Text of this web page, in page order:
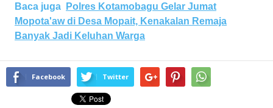
Baca juga
Polres Kotamobagu Gelar Jumat
Mopota'aw di Desa Mopait, Kenakalan Remaja
Banyak Jadi Keluhan Warga
Facebook Twitter